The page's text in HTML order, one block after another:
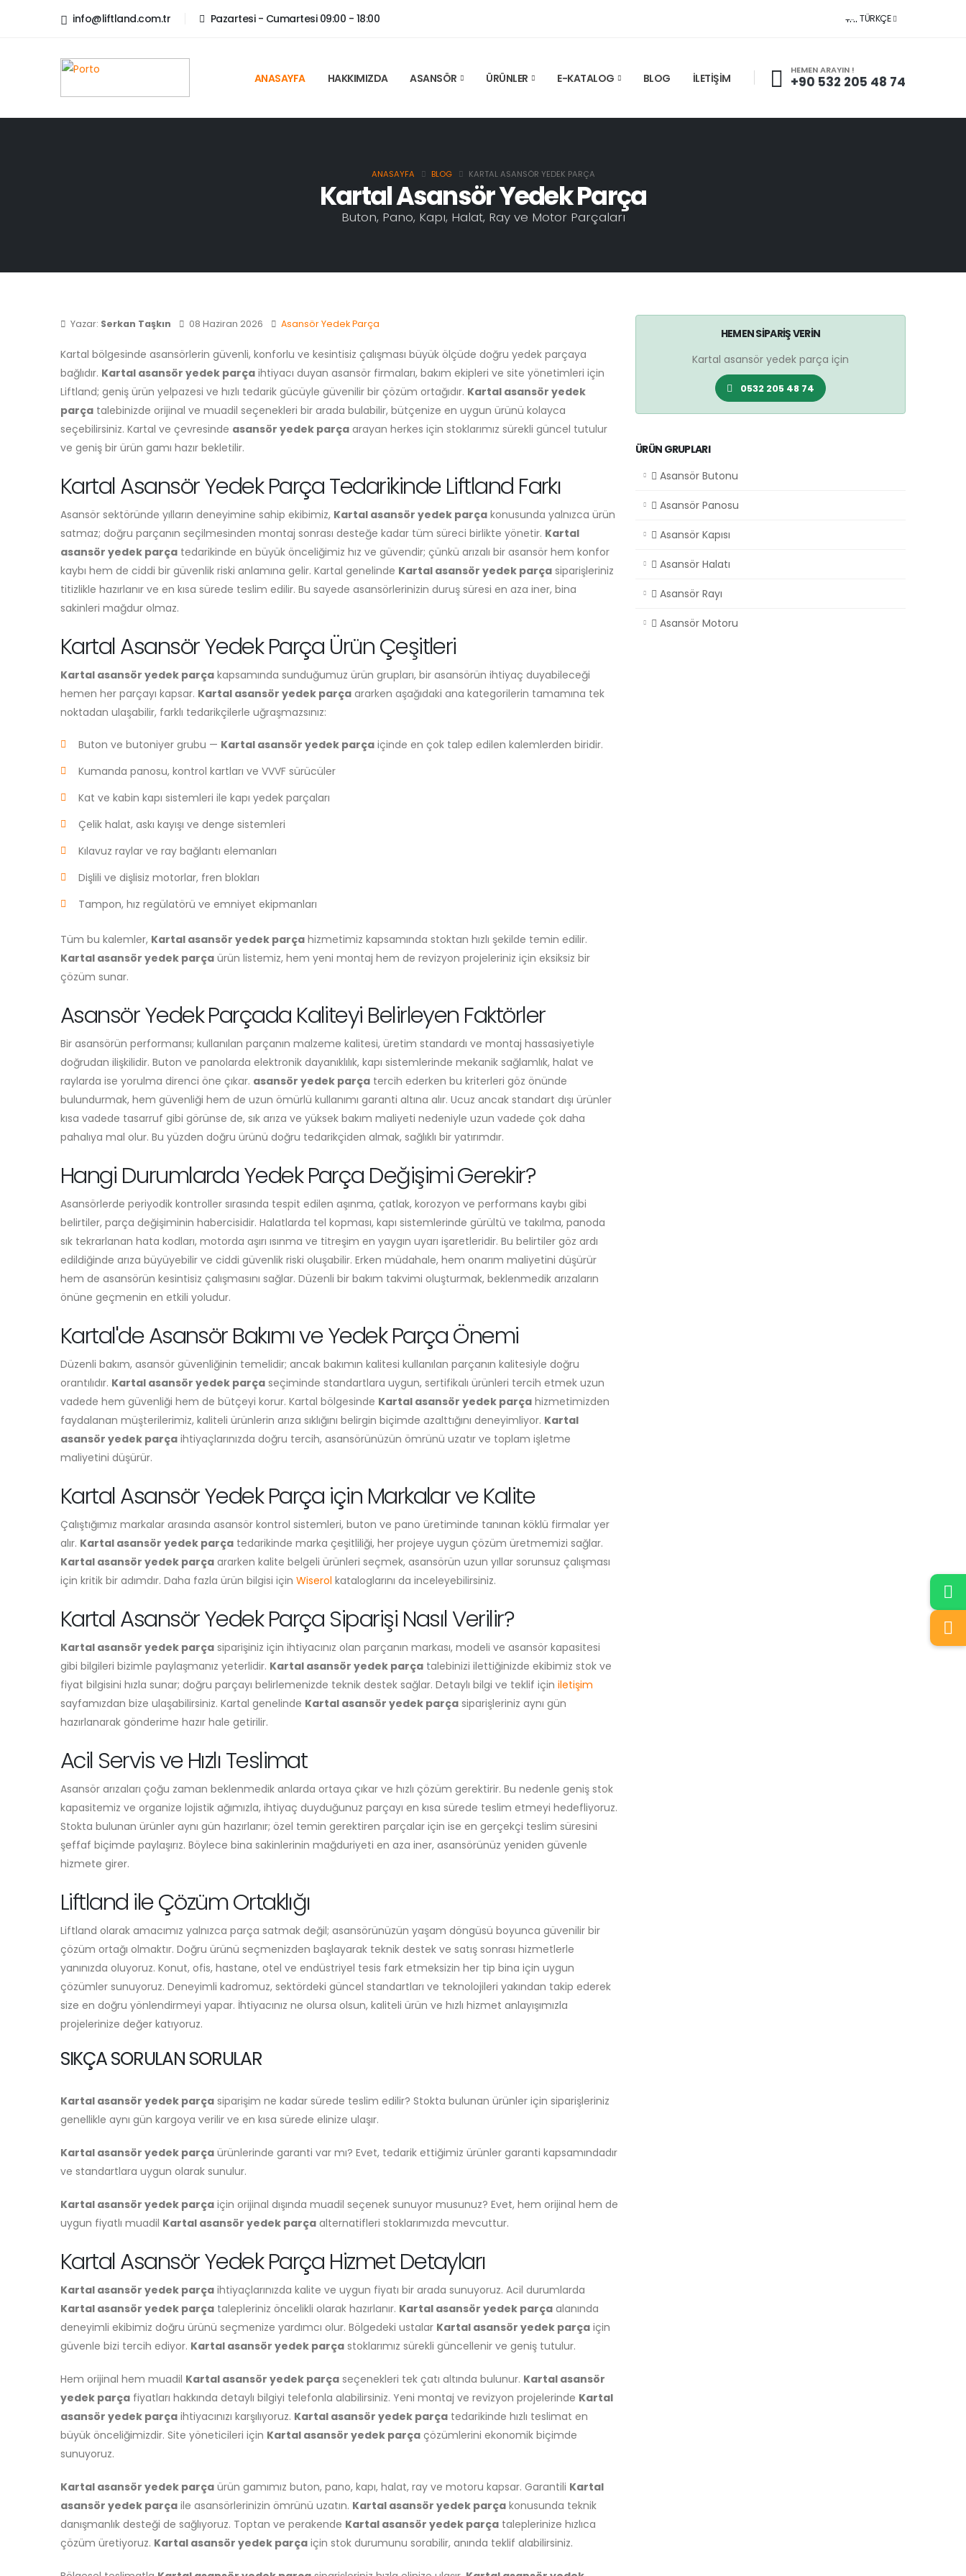
info@liftland.com.tr Pazartesi - Cumartesi 09:00 - 18:00 TÜRKÇE
ANASAYFA HAKKIMIZDA ASANSÖR ÜRÜNLER E-KATALOG BLOG İLETİŞİM
HEMEN ARAYIN !
+90 532 205 48 74
Kartal Asansör Yedek Parça
Buton, Pano, Kapı, Halat, Ray ve Motor Parçaları
ANASAYFA BLOG KARTAL ASANSÖR YEDEK PARÇA
Yazar: Serkan Taşkın 08 Haziran 2026 Asansör Yedek Parça
Kartal bölgesinde asansörlerin güvenli, konforlu ve kesintisiz çalışması büyük ölçüde doğru yedek parçaya
bağlıdır. Kartal asansör yedek parça ihtiyacı duyan asansör firmaları, bakım ekipleri ve site yönetimleri için
Liftland; geniş ürün yelpazesi ve hızlı tedarik gücüyle güvenilir bir çözüm ortağıdır. Kartal asansör yedek
parça talebinizde orijinal ve muadil seçenekleri bir arada bulabilir, bütçenize en uygun ürünü kolayca
seçebilirsiniz. Kartal ve çevresinde asansör yedek parça arayan herkes için stoklarımız sürekli güncel tutulur
ve geniş bir ürün gamı hazır bekletilir.
Kartal Asansör Yedek Parça Tedarikinde Liftland Farkı
Asansör sektöründe yılların deneyimine sahip ekibimiz, Kartal asansör yedek parça konusunda yalnızca ürün
satmaz; doğru parçanın seçilmesinden montaj sonrası desteğe kadar tüm süreci birlikte yönetir. Kartal
asansör yedek parça tedarikinde en büyük önceliğimiz hız ve güvendir; çünkü arızalı bir asansör hem konfor
kaybı hem de ciddi bir güvenlik riski anlamına gelir. Kartal genelinde Kartal asansör yedek parça siparişleriniz
titizlikle hazırlanır ve en kısa sürede teslim edilir. Bu sayede asansörlerinizin duruş süresi en aza iner, bina
sakinleri mağdur olmaz.
Kartal Asansör Yedek Parça Ürün Çeşitleri
Kartal asansör yedek parça kapsamında sunduğumuz ürün grupları, bir asansörün ihtiyaç duyabileceği
hemen her parçayı kapsar. Kartal asansör yedek parça ararken aşağıdaki ana kategorilerin tamamına tek
noktadan ulaşabilir, farklı tedarikçilerle uğraşmazsınız:
Buton ve butoniyer grubu — Kartal asansör yedek parça içinde en çok talep edilen kalemlerden biridir.
Kumanda panosu, kontrol kartları ve VVVF sürücüler
Kat ve kabin kapı sistemleri ile kapı yedek parçaları
Çelik halat, askı kayışı ve denge sistemleri
Kılavuz raylar ve ray bağlantı elemanları
Dişlili ve dişlisiz motorlar, fren blokları
Tampon, hız regülatörü ve emniyet ekipmanları
Tüm bu kalemler, Kartal asansör yedek parça hizmetimiz kapsamında stoktan hızlı şekilde temin edilir.
Kartal asansör yedek parça ürün listemiz, hem yeni montaj hem de revizyon projeleriniz için eksiksiz bir
çözüm sunar.
Asansör Yedek Parçada Kaliteyi Belirleyen Faktörler
Bir asansörün performansı; kullanılan parçanın malzeme kalitesi, üretim standardı ve montaj hassasiyetiyle
doğrudan ilişkilidir. Buton ve panolarda elektronik dayanıklılık, kapı sistemlerinde mekanik sağlamlık, halat ve
raylarda ise yorulma direnci öne çıkar. asansör yedek parça tercih ederken bu kriterleri göz önünde
bulundurmak, hem güvenliği hem de uzun ömürlü kullanımı garanti altına alır. Ucuz ancak standart dışı ürünler
kısa vadede tasarruf gibi görünse de, sık arıza ve yüksek bakım maliyeti nedeniyle uzun vadede çok daha
pahalıya mal olur. Bu yüzden doğru ürünü doğru tedarikçiden almak, sağlıklı bir yatırımdır.
Hangi Durumlarda Yedek Parça Değişimi Gerekir?
Asansörlerde periyodik kontroller sırasında tespit edilen aşınma, çatlak, korozyon ve performans kaybı gibi
belirtiler, parça değişiminin habercisidir. Halatlarda tel kopması, kapı sistemlerinde gürültü ve takılma, panoda
sık tekrarlanan hata kodları, motorda aşırı ısınma ve titreşim en yaygın uyarı işaretleridir. Bu belirtiler göz ardı
edildiğinde arıza büyüyebilir ve ciddi güvenlik riski oluşabilir. Erken müdahale, hem onarım maliyetini düşürür
hem de asansörün kesintisiz çalışmasını sağlar. Düzenli bir bakım takvimi oluşturmak, beklenmedik arızaların
önüne geçmenin en etkili yoludur.
Kartal'de Asansör Bakımı ve Yedek Parça Önemi
Düzenli bakım, asansör güvenliğinin temelidir; ancak bakımın kalitesi kullanılan parçanın kalitesiyle doğru
orantılıdır. Kartal asansör yedek parça seçiminde standartlara uygun, sertifikalı ürünleri tercih etmek uzun
vadede hem güvenliği hem de bütçeyi korur. Kartal bölgesinde Kartal asansör yedek parça hizmetimizden
faydalanan müşterilerimiz, kaliteli ürünlerin arıza sıklığını belirgin biçimde azalttığını deneyimliyor. Kartal
asansör yedek parça ihtiyaçlarınızda doğru tercih, asansörünüzün ömrünü uzatır ve toplam işletme
maliyetini düşürür.
Kartal Asansör Yedek Parça için Markalar ve Kalite
Çalıştığımız markalar arasında asansör kontrol sistemleri, buton ve pano üretiminde tanınan köklü firmalar yer
alır. Kartal asansör yedek parça tedarikinde marka çeşitliliği, her projeye uygun çözüm üretmemizi sağlar.
Kartal asansör yedek parça ararken kalite belgeli ürünleri seçmek, asansörün uzun yıllar sorunsuz çalışması
için kritik bir adımdır. Daha fazla ürün bilgisi için Wiserol kataloglarını da inceleyebilirsiniz.
Kartal Asansör Yedek Parça Siparişi Nasıl Verilir?
Kartal asansör yedek parça siparişiniz için ihtiyacınız olan parçanın markası, modeli ve asansör kapasitesi
gibi bilgileri bizimle paylaşmanız yeterlidir. Kartal asansör yedek parça talebinizi ilettiğinizde ekibimiz stok ve
fiyat bilgisini hızla sunar; doğru parçayı belirlemenizde teknik destek sağlar. Detaylı bilgi ve teklif için iletişim
sayfamızdan bize ulaşabilirsiniz. Kartal genelinde Kartal asansör yedek parça siparişleriniz aynı gün
hazırlanarak gönderime hazır hale getirilir.
Acil Servis ve Hızlı Teslimat
Asansör arızaları çoğu zaman beklenmedik anlarda ortaya çıkar ve hızlı çözüm gerektirir. Bu nedenle geniş stok
kapasitemiz ve organize lojistik ağımızla, ihtiyaç duyduğunuz parçayı en kısa sürede teslim etmeyi hedefliyoruz.
Stokta bulunan ürünler aynı gün hazırlanır; özel temin gerektiren parçalar için ise en gerçekçi teslim süresini
şeffaf biçimde paylaşırız. Böylece bina sakinlerinin mağduriyeti en aza iner, asansörünüz yeniden güvenle
hizmete girer.
Liftland ile Çözüm Ortaklığı
Liftland olarak amacımız yalnızca parça satmak değil; asansörünüzün yaşam döngüsü boyunca güvenilir bir
çözüm ortağı olmaktır. Doğru ürünü seçmenizden başlayarak teknik destek ve satış sonrası hizmetlerle
yanınızda oluyoruz. Konut, ofis, hastane, otel ve endüstriyel tesis fark etmeksizin her tip bina için uygun
çözümler sunuyoruz. Deneyimli kadromuz, sektördeki güncel standartları ve teknolojileri yakından takip ederek
size en doğru yönlendirmeyi yapar. İhtiyacınız ne olursa olsun, kaliteli ürün ve hızlı hizmet anlayışımızla
projelerinize değer katıyoruz.
SIKÇA SORULAN SORULAR
Kartal asansör yedek parça siparişim ne kadar sürede teslim edilir? Stokta bulunan ürünler için siparişleriniz
genellikle aynı gün kargoya verilir ve en kısa sürede elinize ulaşır.
Kartal asansör yedek parça ürünlerinde garanti var mı? Evet, tedarik ettiğimiz ürünler garanti kapsamındadır
ve standartlara uygun olarak sunulur.
Kartal asansör yedek parça için orijinal dışında muadil seçenek sunuyor musunuz? Evet, hem orijinal hem de
uygun fiyatlı muadil Kartal asansör yedek parça alternatifleri stoklarımızda mevcuttur.
Kartal Asansör Yedek Parça Hizmet Detayları
Kartal asansör yedek parça ihtiyaçlarınızda kalite ve uygun fiyatı bir arada sunuyoruz. Acil durumlarda
Kartal asansör yedek parça talepleriniz öncelikli olarak hazırlanır. Kartal asansör yedek parça alanında
deneyimli ekibimiz doğru ürünü seçmenize yardımcı olur. Bölgedeki ustalar Kartal asansör yedek parça için
güvenle bizi tercih ediyor. Kartal asansör yedek parça stoklarımız sürekli güncellenir ve geniş tutulur.
Hem orijinal hem muadil Kartal asansör yedek parça seçenekleri tek çatı altında bulunur. Kartal asansör
yedek parça fiyatları hakkında detaylı bilgiyi telefonla alabilirsiniz. Yeni montaj ve revizyon projelerinde Kartal
asansör yedek parça ihtiyacınızı karşılıyoruz. Kartal asansör yedek parça tedarikinde hızlı teslimat en
büyük önceliğimizdir. Site yöneticileri için Kartal asansör yedek parça çözümlerini ekonomik biçimde
sunuyoruz.
Kartal asansör yedek parça ürün gamımız buton, pano, kapı, halat, ray ve motoru kapsar. Garantili Kartal
asansör yedek parça ile asansörlerinizin ömrünü uzatın. Kartal asansör yedek parça konusunda teknik
danışmanlık desteği de sağlıyoruz. Toptan ve perakende Kartal asansör yedek parça taleplerinize hızlıca
çözüm üretiyoruz. Kartal asansör yedek parça için stok durumunu sorabilir, anında teklif alabilirsiniz.
HEMEN SIPARIŞ VERIN
Kartal asansör yedek parça için
0532 205 48 74
ÜRÜN GRUPLARI
Asansör Butonu
Asansör Panosu
Asansör Kapısı
Asansör Halatı
Asansör Rayı
Asansör Motoru